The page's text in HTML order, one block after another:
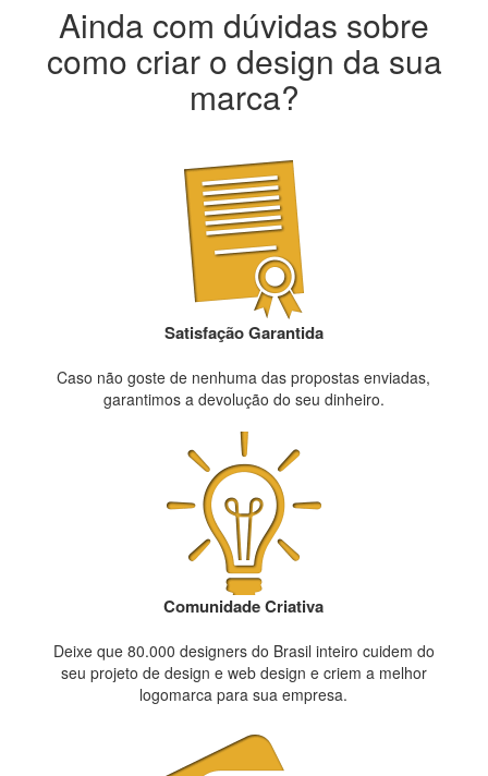
Ainda com dúvidas sobre
como criar o design da sua
marca?
Satisfação Garantida
Caso não goste de nenhuma das propostas enviadas,
garantimos a devolução do seu dinheiro.
Comunidade Criativa
Deixe que 80.000 designers do Brasil inteiro cuidem do
seu projeto de design e web design e criem a melhor
logomarca para sua empresa.